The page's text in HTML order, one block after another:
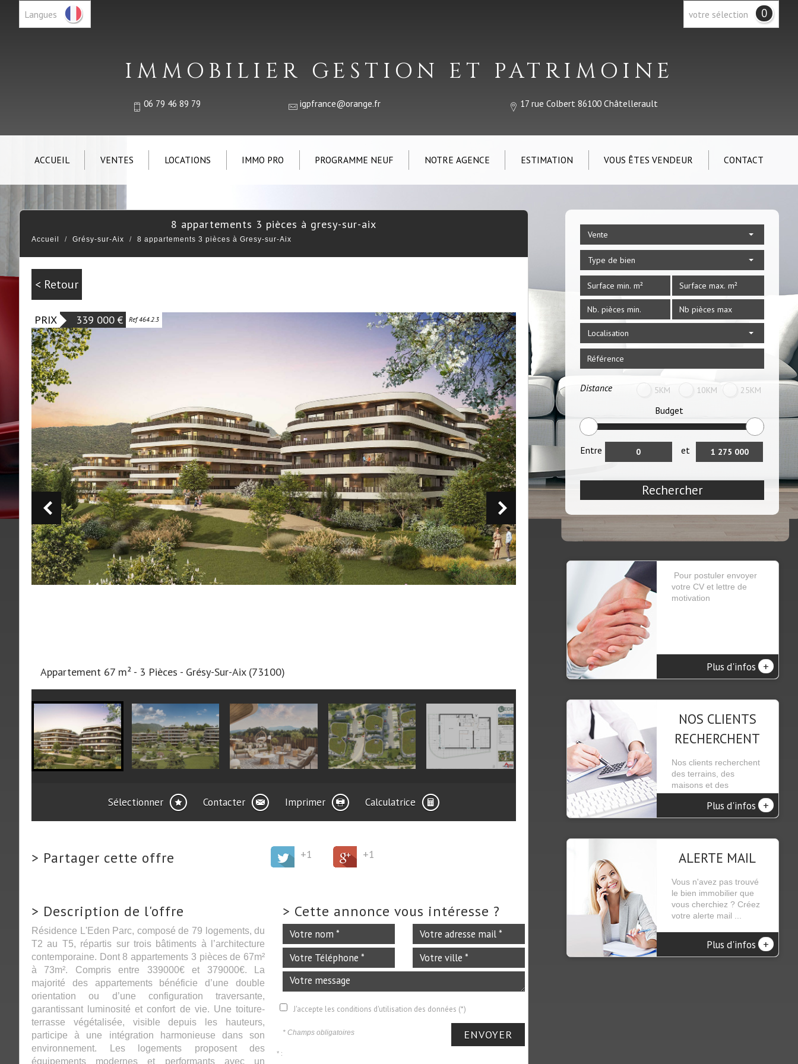
Langues votre sélection 0
IMMOBILIER GESTION ET PATRIMOINE
06 79 46 89 79 igpfrance@orange.fr 17 rue Colbert 86100 Châtellerault
ACCUEIL VENTES LOCATIONS IMMO PRO PROGRAMME NEUF NOTRE AGENCE ESTIMATION VOUS ÊTES VENDEUR CONTACT
Vente
Type de bien
Localisation
Distance 5KM 10KM 25KM
Budget
Entre et
Rechercher
8 appartements 3 pièces à gresy-sur-aix
Accueil Grésy-sur-Aix 8 appartements 3 pièces à Gresy-sur-Aix
< Retour
Appartement 67 m² - 3 Pièces - Grésy-Sur-Aix (73100)
PRIX 339 000 € Ref 464.2.3
Sélectionner Contacter Imprimer Calculatrice
> Partager cette offre +1 +1
> Description de l'offre
Résidence L'Eden Parc, composé de 79 logements, du
T2 au T5, répartis sur trois bâtiments à l’architecture
contemporaine. Dont 8 appartements 3 pièces de 67m²
à 73m². Compris entre 339000€ et 379000€. La
majorité des appartements bénéficie d’une double
orientation ou d’une configuration traversante,
garantissant luminosité et confort de vie. Une toiture-
terrasse végétalisée, visible depuis les hauteurs,
participe à une intégration harmonieuse dans son
environnement. Les logements proposent des
équipements modernes et performants avec un
> Cette annonce vous intéresse ?
J'accepte les conditions d'utilisation des données (*)
* Champs obligatoires ENVOYER
* :
Pour postuler envoyer
votre CV et lettre de
motivation
Plus d'infos +
NOS CLIENTS
RECHERCHENT
Nos clients recherchent
des terrains, des
maisons et des
appartements se trou...
Plus d'infos +
ALERTE MAIL
Vous n'avez pas trouvé
le bien immobilier que
vous cherchiez ? Créez
votre alerte mail ...
Plus d'infos +